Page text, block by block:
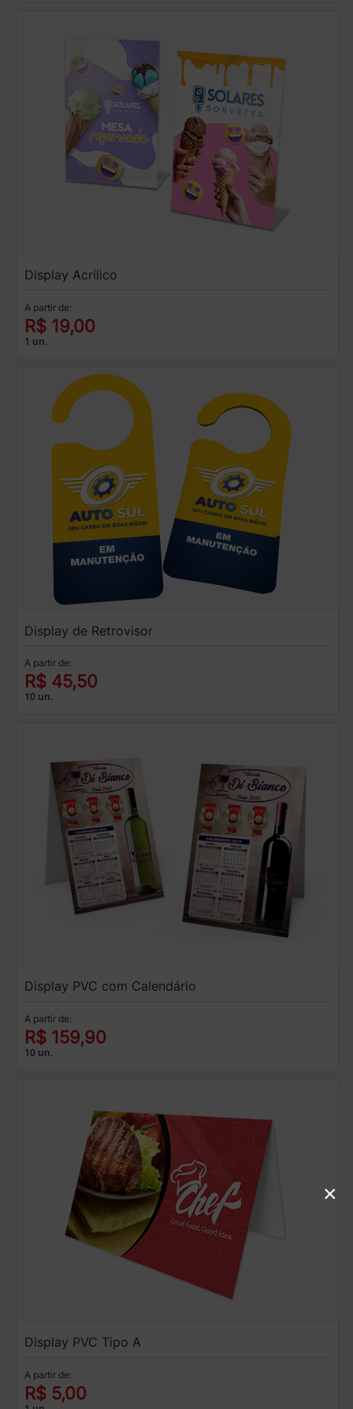
Display Acrílico
A partir de:
R$ 19,00
1 un.
Display de Retrovisor
A partir de:
R$ 45,50
10 un.
Display PVC com Calendário
A partir de:
R$ 159,90
10 un.
Display PVC Tipo A
A partir de:
R$ 5,00
×